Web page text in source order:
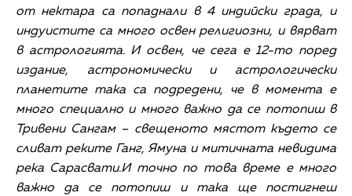
от нектара са попаднали в 4 индийски града, и
индуистите са много освен религиозни, и вярват
в астрологията. И освен, че сега е 12-то поред
издание, астрономически и астрологически
планетите така са подредени, че в момента е
много специално и много важно да се потопиш в
Тривени Сангам – свещеното мястот където се
сливат реките Ганг, Ямуна и митичната невидима
река Сарасвати.И точно по това време е много
важно да се потопиш и така ще постигнеш